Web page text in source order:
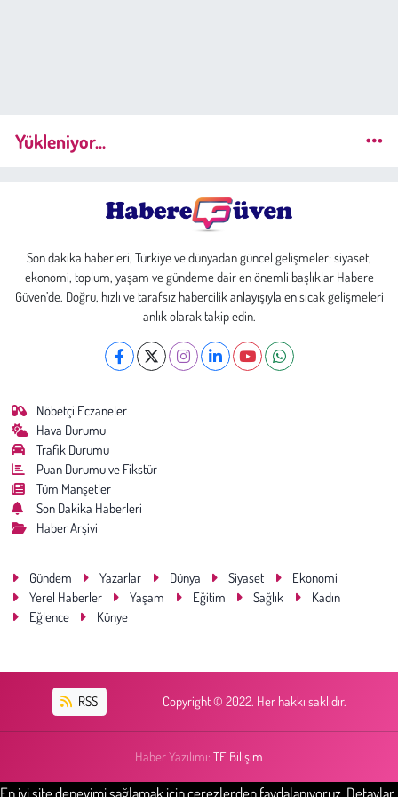
Yükleniyor...
Son dakika haberleri, Türkiye ve dünyadan güncel gelişmeler; siyaset,
ekonomi, toplum, yaşam ve gündeme dair en önemli başlıklar Habere
Güven’de. Doğru, hızlı ve tarafsız habercilik anlayışıyla en sıcak gelişmeleri
anlık olarak takip edin.
Nöbetçi Eczaneler
Hava Durumu
Trafik Durumu
Puan Durumu ve Fikstür
Tüm Manşetler
Son Dakika Haberleri
Haber Arşivi
Gündem Yazarlar Dünya Siyaset
Ekonomi
Yerel Haberler
Yaşam Eğitim Sağlık
Kadın
Eğlence
Künye
RSS Copyright © 2022. Her hakkı saklıdır.
Haber Yazılımı: TE Bilişim
En iyi site deneyimi sağlamak için çerezlerden faydalanıyoruz. Detaylar